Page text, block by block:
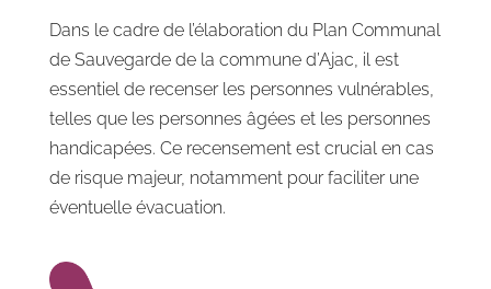
Dans le cadre de l’élaboration du Plan Communal
de Sauvegarde de la commune d’Ajac, il est
essentiel de recenser les personnes vulnérables,
telles que les personnes âgées et les personnes
handicapées. Ce recensement est crucial en cas
de risque majeur, notamment pour faciliter une
éventuelle évacuation.